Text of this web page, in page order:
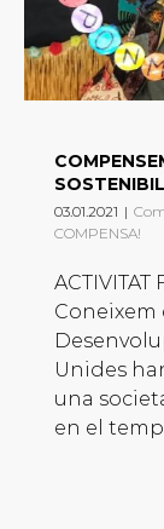
03.01.2021 |
COMPENSA!
Coneixem
Unides
una
en el